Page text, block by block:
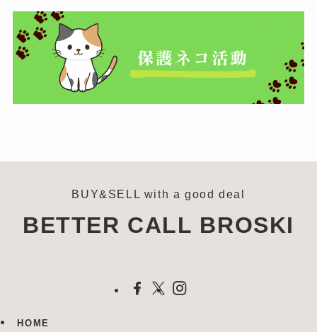
BUY&SELL with a good deal
BETTER CALL BROSKI
HOME